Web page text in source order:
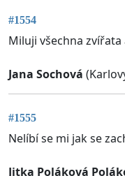
#1554
Miluji všechna
Jana Sochová
#1555
Nelíbí se mi jak se
Jitka Poláková